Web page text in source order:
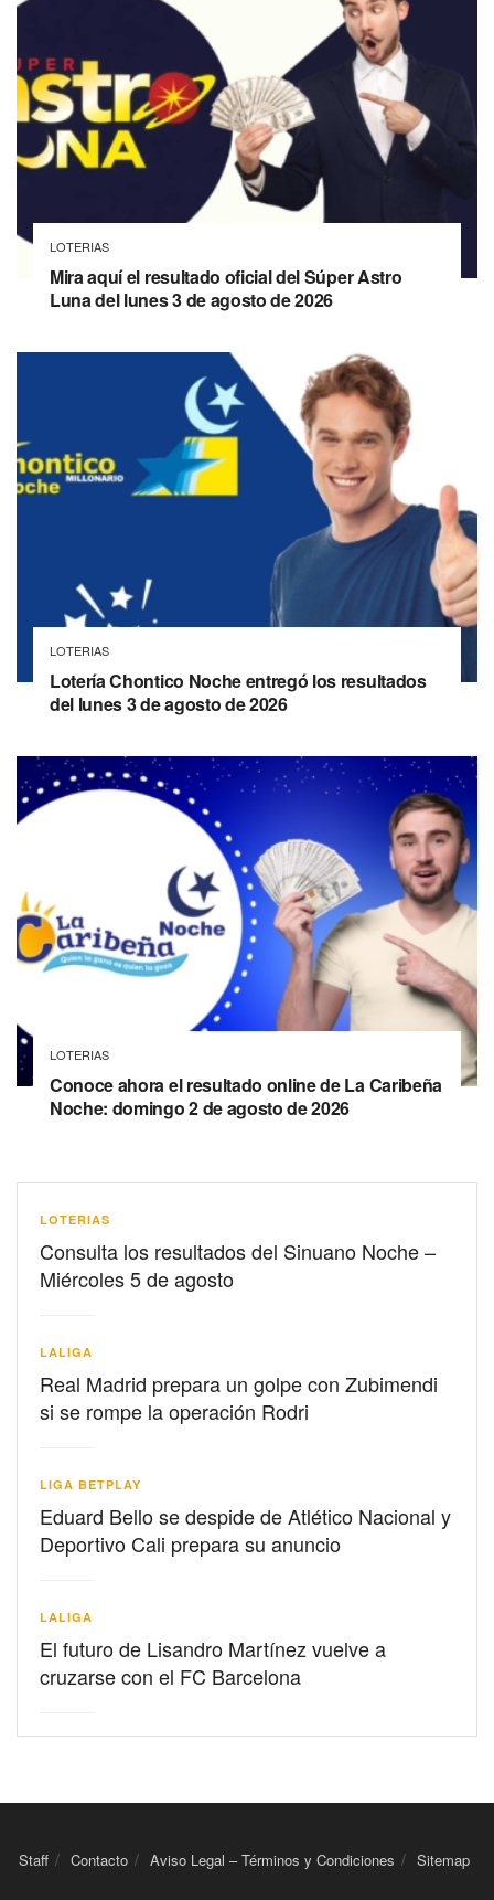
LOTERIAS
Mira aquí el resultado oficial del Súper Astro
Luna del lunes 3 de agosto de 2026
LOTERIAS
Lotería Chontico Noche entregó los resultados
del lunes 3 de agosto de 2026
LOTERIAS
Conoce ahora el resultado online de La Caribeña
Noche: domingo 2 de agosto de 2026
LOTERIAS
Consulta los resultados del Sinuano Noche –
Miércoles 5 de agosto
LALIGA
Real Madrid prepara un golpe con Zubimendi
si se rompe la operación Rodri
LIGA BETPLAY
Eduard Bello se despide de Atlético Nacional y
Deportivo Cali prepara su anuncio
LALIGA
El futuro de Lisandro Martínez vuelve a
cruzarse con el FC Barcelona
Staff Contacto Aviso Legal – Términos y Condiciones Sitemap